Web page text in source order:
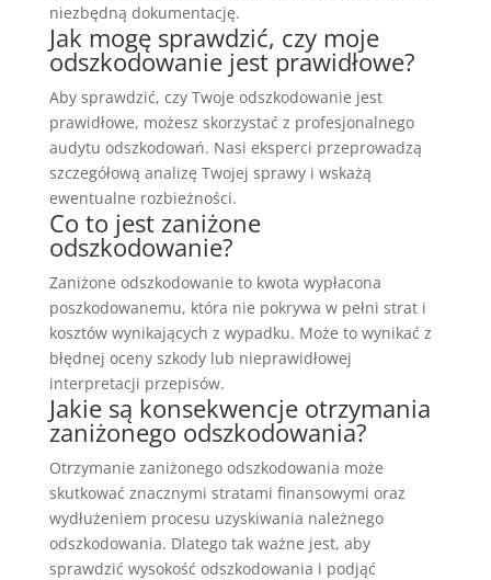
niezbędną dokumentację.
Jak mogę sprawdzić, czy moje
odszkodowanie jest prawidłowe?
Aby sprawdzić, czy Twoje odszkodowanie jest
prawidłowe, możesz skorzystać z profesjonalnego
audytu odszkodowań. Nasi eksperci przeprowadzą
szczegółową analizę Twojej sprawy i wskażą
ewentualne rozbieżności.
Co to jest zaniżone
odszkodowanie?
Zaniżone odszkodowanie to kwota wypłacona
poszkodowanemu, która nie pokrywa w pełni strat i
kosztów wynikających z wypadku. Może to wynikać z
błędnej oceny szkody lub nieprawidłowej
interpretacji przepisów.
Jakie są konsekwencje otrzymania
zaniżonego odszkodowania?
Otrzymanie zaniżonego odszkodowania może
skutkować znacznymi stratami finansowymi oraz
wydłużeniem procesu uzyskiwania należnego
odszkodowania. Dlatego tak ważne jest, aby
sprawdzić wysokość odszkodowania i podjąć